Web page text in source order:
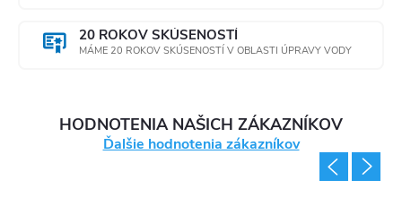
20 ROKOV SKÚSENOSTÍ
MÁME 20 ROKOV SKÚSENOSTÍ V OBLASTI ÚPRAVY VODY
HODNOTENIA NAŠICH ZÁKAZNÍKOV
Ďalšie hodnotenia zákazníkov